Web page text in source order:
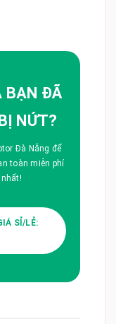
BẠN ĐÃ
NỨT?
Đà Nẵng để
toàn miễn phí
nhất!
SỈ/LẺ: